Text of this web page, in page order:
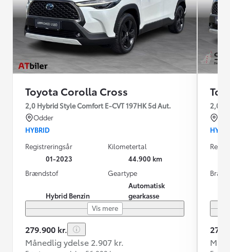
Toyota Corolla Cross
2,0 Hybrid Style Comfort E-CVT 197HK 5d Aut.
Odder
HYBRID
Registreringsår
01-2023
Kilometertal
44.900 km
Brændstof
Hybrid Benzin
Geartype
Automatisk
gearkasse
Vis mere
279.900 kr.
Månedlig ydelse 2.907 kr.
2,0